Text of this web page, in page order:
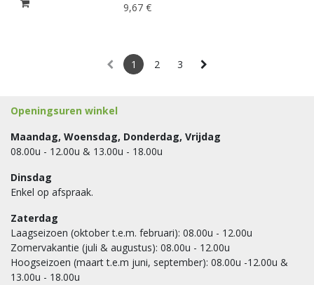
9,67€
1 2 3
Openingsuren winkel
Maandag, Woensdag, Donderdag, Vrijdag
08.00u - 12.00u & 13.00u - 18.00u
Dinsdag
Enkel op afspraak.
Zaterdag
Laagseizoen (oktober t.e.m. februari): 08.00u - 12.00u
Zomervakantie (juli & augustus): 08.00u - 12.00u
Hoogseizoen (maart t.e.m juni, september): 08.00u -12.00u &
13.00u - 18.00u